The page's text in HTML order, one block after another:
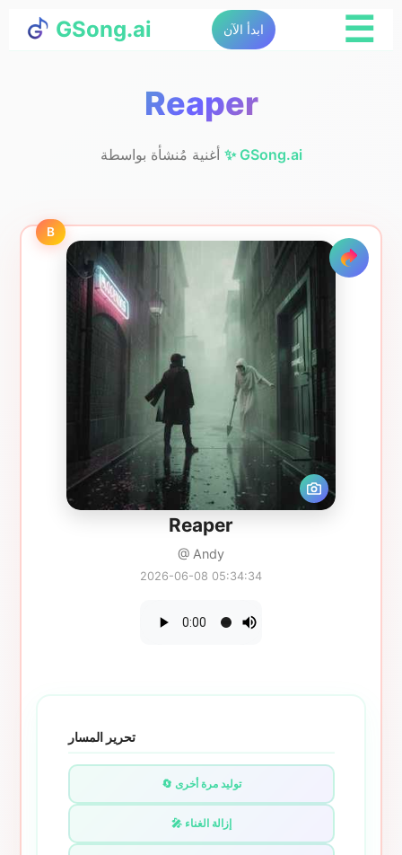
GSong.ai ابدأ الآن
☰
Reaper
✨ GSong.ai
B
Reaper
@ Andy
2026-06-08 05:34:34
تحرير المسار
🔄 توليد مرة أخرى
🎤 إزالة الغناء